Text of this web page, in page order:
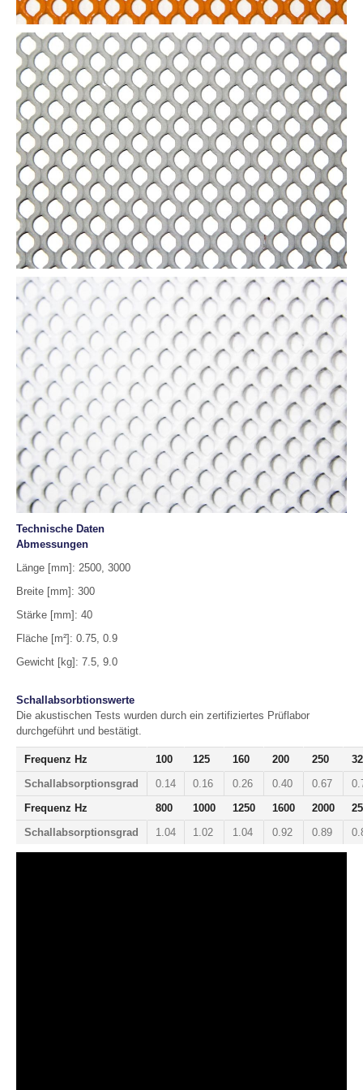
Technische Daten
Abmessungen
Länge [mm]: 2500, 3000
Breite [mm]: 300
Stärke [mm]: 40
Fläche [m²]: 0.75, 0.9
Gewicht [kg]: 7.5, 9.0
Schallabsorbtionswerte
Die akustischen Tests wurden durch ein zertifiziertes Prüflabor
durchgeführt und bestätigt.
Frequenz Hz 100 125 160 200 250
Schallabsorptionsgrad
0.14 0.16 0.26 0.40 0.67
Frequenz Hz
800 1000 1250 1600 2000
Schallabsorptionsgrad
1.04 1.02 1.04 0.92 0.89